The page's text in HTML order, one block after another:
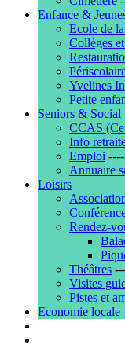
Enfance &
Ecole de
Collèges
Yvelines
Petite
Seniors & Social
CCAS
Info
Emploi
Annuaire
Loisirs
Rendez-
Théâtres
Visites
Pistes et
Economie locale